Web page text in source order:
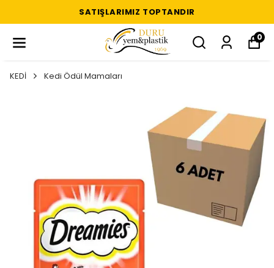
SATIŞLARIMIZ TOPTANDIR
0
KEDİ Kedi Ödül Mamaları